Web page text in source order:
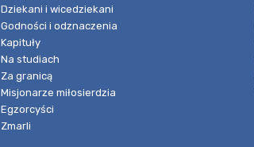
Dziekani i wicedziekani
Godności i odznaczenia
Kapituły
Na studiach
Za granicą
Misjonarze miłosierdzia
Egzorcyści
Zmarli